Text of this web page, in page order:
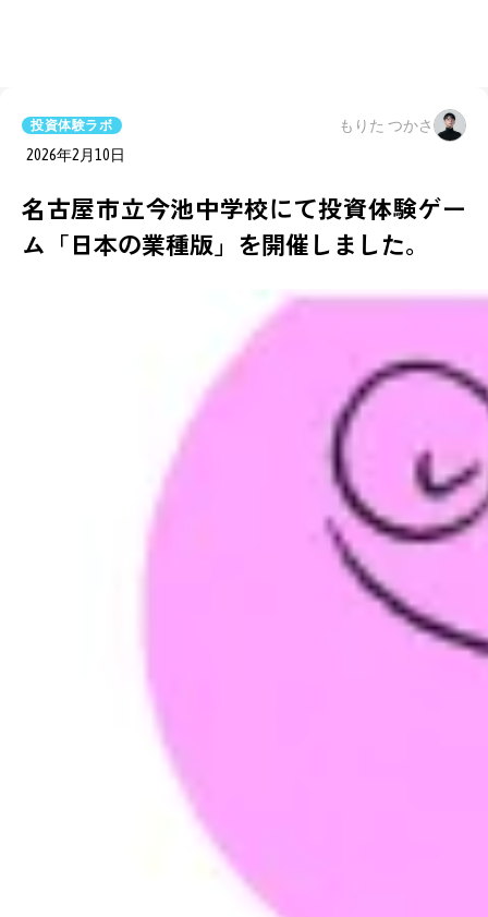
投資体験ラボ
もりた つかさ
2026年2月10日
名古屋市立今池中学校にて投資体験ゲー
ム「日本の業種版」を開催しました。